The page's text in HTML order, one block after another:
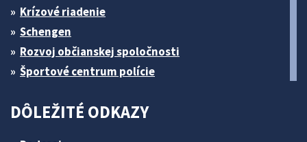
Krízové riadenie
Schengen
Rozvoj občianskej spoločnosti
Športové centrum polície
DÔLEŽITÉ ODKAZY